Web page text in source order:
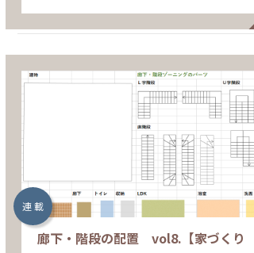
連 載
廊下・階段の配置 vol8.【家づくり